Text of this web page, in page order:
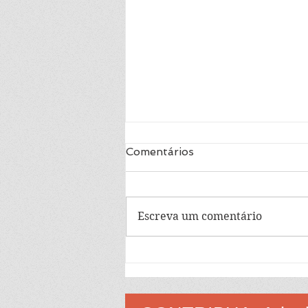
Romeu e Julieta -
Shakespeare
Comentários
Escreva um comentário